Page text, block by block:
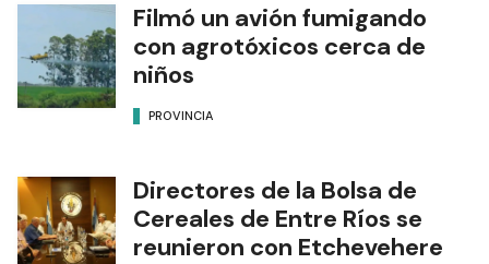
Filmó un avión fumigando
con agrotóxicos cerca de
niños
PROVINCIA
Directores de la Bolsa de
Cereales de Entre Ríos se
reunieron con Etchevehere